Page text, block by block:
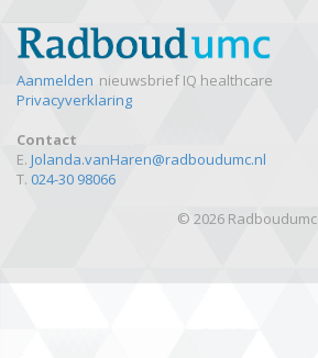
Aanmelden nieuwsbrief IQ healthcare
Privacyverklaring
Contact
E. Jolanda.vanHaren@radboudumc.nl
T. 024-30 98066
© 2026 Radboudumc